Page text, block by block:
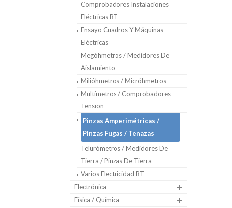
Comprobadores Instalaciones
Eléctricas BT
Ensayo Cuadros Y Máquinas
Eléctricas
Megóhmetros / Medidores De
Aislamiento
Milióhmetros / Micróhmetros
Multímetros / Comprobadores
Tensión
Pinzas Amperimétricas /
Pinzas Fugas / Tenazas
Telurómetros / Medidores De
Tierra / Pinzas De Tierra
Varios Electricidad BT
Electrónica
Física / Química